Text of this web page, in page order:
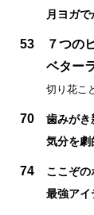
月ヨガ
53
７つの
ベター
切り花こ
70
歯みがき
気分を劇
74
ここぞの
最強アイ